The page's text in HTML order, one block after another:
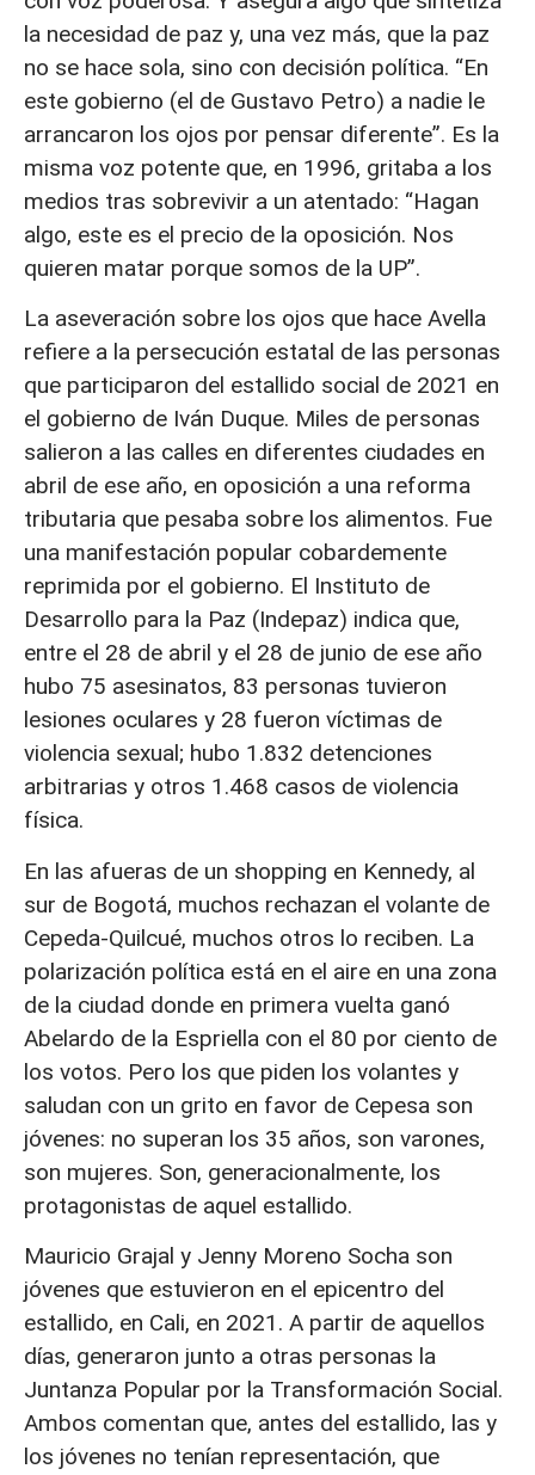
la necesidad de paz y, una vez más, que la paz
no se hace sola, sino con decisión política. “En
este gobierno (el de Gustavo Petro) a nadie le
arrancaron los ojos por pensar diferente”. Es la
misma voz potente que, en 1996, gritaba a los
medios tras sobrevivir a un atentado: “Hagan
algo, este es el precio de la oposición. Nos
quieren matar porque somos de la UP”.
La aseveración sobre los ojos que hace Avella
refiere a la persecución estatal de las personas
que participaron del estallido social de 2021 en
el gobierno de Iván Duque. Miles de personas
salieron a las calles en diferentes ciudades en
abril de ese año, en oposición a una reforma
tributaria que pesaba sobre los alimentos. Fue
una manifestación popular cobardemente
reprimida por el gobierno. El Instituto de
Desarrollo para la Paz (Indepaz) indica que,
entre el 28 de abril y el 28 de junio de ese año
hubo 75 asesinatos, 83 personas tuvieron
lesiones oculares y 28 fueron víctimas de
violencia sexual; hubo 1.832 detenciones
arbitrarias y otros 1.468 casos de violencia
física.
En las afueras de un shopping en Kennedy, al
sur de Bogotá, muchos rechazan el volante de
Cepeda-Quilcué, muchos otros lo reciben. La
polarización política está en el aire en una zona
de la ciudad donde en primera vuelta ganó
Abelardo de la Espriella con el 80 por ciento de
los votos. Pero los que piden los volantes y
saludan con un grito en favor de Cepesa son
jóvenes: no superan los 35 años, son varones,
son mujeres. Son, generacionalmente, los
protagonistas de aquel estallido.
Mauricio Grajal y Jenny Moreno Socha son
jóvenes que estuvieron en el epicentro del
estallido, en Cali, en 2021. A partir de aquellos
días, generaron junto a otras personas la
Juntanza Popular por la Transformación Social.
Ambos comentan que, antes del estallido, las y
los jóvenes no tenían representación, que